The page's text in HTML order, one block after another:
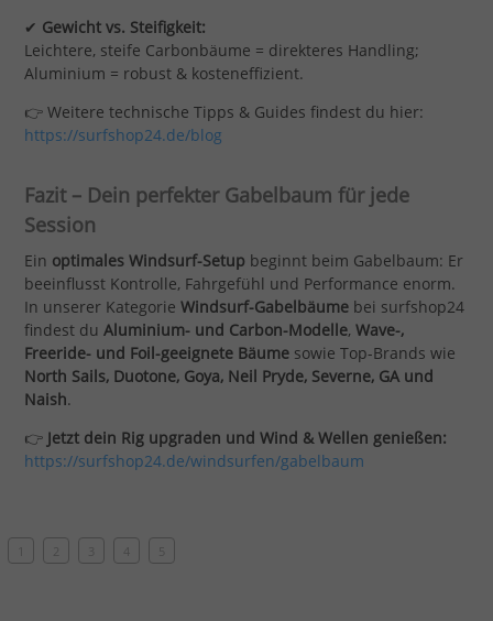
✔ Gewicht vs. Steifigkeit:
Leichtere, steife Carbonbäume = direkteres Handling;
Aluminium = robust & kosteneffizient.
👉 Weitere technische Tipps & Guides findest du hier:
https://surfshop24.de/blog
Fazit – Dein perfekter Gabelbaum für jede
Session
Ein optimales Windsurf-Setup beginnt beim Gabelbaum: Er
beeinflusst Kontrolle, Fahrgefühl und Performance enorm.
In unserer Kategorie Windsurf-Gabelbäumebei surfshop24
findest du Aluminium- und Carbon-Modelle, Wave-,
Freeride- und Foil-geeignete Bäumesowie Top-Brands wie
North Sails, Duotone, Goya, Neil Pryde, Severne, GA und
Naish.
👉 Jetzt dein Rig upgraden und Wind & Wellen genießen:
https://surfshop24.de/windsurfen/gabelbaum
4